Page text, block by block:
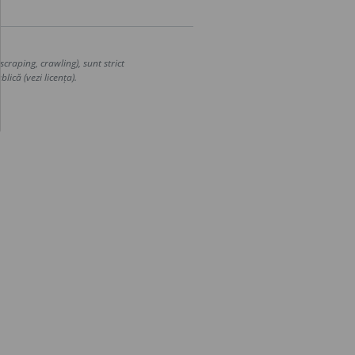
crawling), sunt strict
(vezi licența).